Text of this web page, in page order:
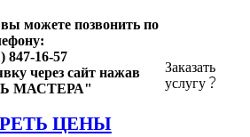
можете позвонить по
847-16-57
через сайт нажав
МАСТЕРА"
ЦЕНЫ
Заказать
услугу